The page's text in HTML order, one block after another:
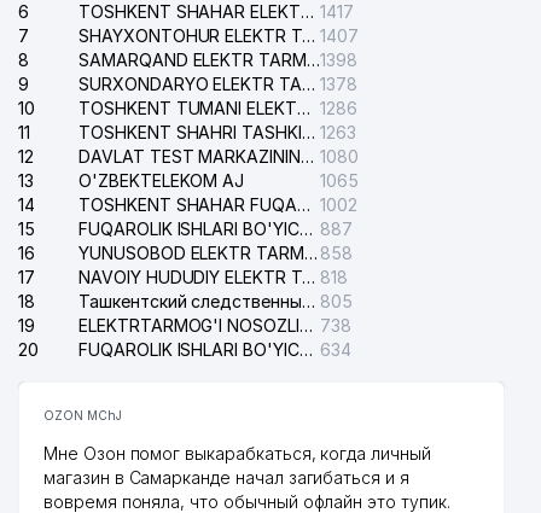
6
TOSHKENT SHAHAR ELEKTR TARMOQLARI KORXONASI AJ 1417
7
SHAYXONTOHUR ELEKTR TARMOG'I NOSOZLIKLARINI TUZATISH XIZMATI 1407
8
SAMARQAND ELEKTR TARMOQLARI AJ1398
9
SURXONDARYO ELEKTR TARMOQLARI AJ 1378
10
TOSHKENT TUMANI ELEKTR TARMOG'I AVARIYA XIZMATI 1286
11
TOSHKENT SHAHRI TASHKILOT TELEFONLARI HAQIDA MA'LUMOT BYUROSI 1263
12
DAVLAT TEST MARKAZINING ISHONCH TELEFONLARI 1080
13
O'ZBEKTELEKOM AJ
1065
14
TOSHKENT SHAHAR FUQAROLIK ISHLARI BO'YICHA SUDI 1002
15
FUQAROLIK ISHLARI BO'YICHA YAKKASAROY TUMANLARARO SUDI 887
16
YUNUSOBOD ELEKTR TARMOG'I NOSOZLIKLARI XIZMATI 858
17
NAVOIY HUDUDIY ELEKTR TARMOQLARI KORXONASI AJ 818
18
Ташкентский следственный изолятор 805
19
ELEKTRTARMOG'I NOSOZLIKLARINI TO'ZATISH SERGELI XIZMATI 738
20
FUQAROLIK ISHLARI BO'YICHA UCH-TEPA TUMANI SUDI 634
OZON MChJ
Мне Озон помог выкарабкаться, когда личный
магазин в Самарканде начал загибаться и я
вовремя поняла, что обычный офлайн это тупик.